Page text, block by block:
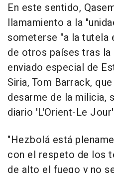
En este sentido,
llamamiento a la
someterse "a la tutela
de otros países tras
enviado especial de
Siria, Tom Barrack,
desarme de la milicia,
diario 'L'Orient-Le
"Hezbolá está
con el respeto de los
de alto el fuego y no